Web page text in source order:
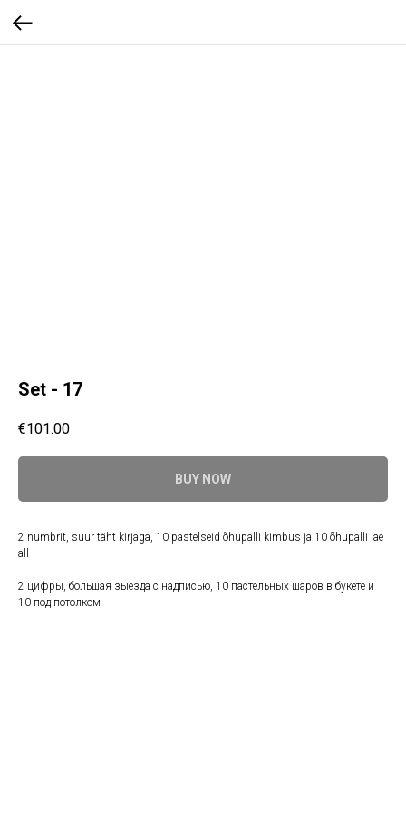
Set - 17
€101.00
BUY NOW
2 numbrit, suur täht kirjaga, 10 pastelseid õhupalli kimbus ja 10 õhupalli lae
all
2 цифры, большая зыезда с надписью, 10 пастельных шаров в букете и
10 под потолком